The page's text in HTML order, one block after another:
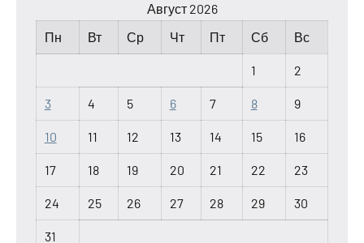
Август 2026
Пн
Вт Ср Чт Пт Сб Вс
1 2
3 4 5 6 7 8 9
10 11 12 13 14 15 16
17 18 19 20 21 22 23
24 25 26 27 28 29 30
31